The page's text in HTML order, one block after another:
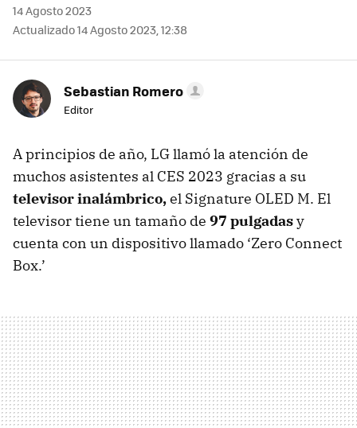
14 Agosto 2023
Actualizado 14 Agosto 2023, 12:38
Sebastian Romero
Editor
A principios de año, LG llamó la atención de
muchos asistentes al CES 2023 gracias a su
televisor inalámbrico,el Signature OLED M. El
televisor tiene un tamaño de 97 pulgadasy
cuenta con un dispositivo llamado ‘Zero Connect
Box.’